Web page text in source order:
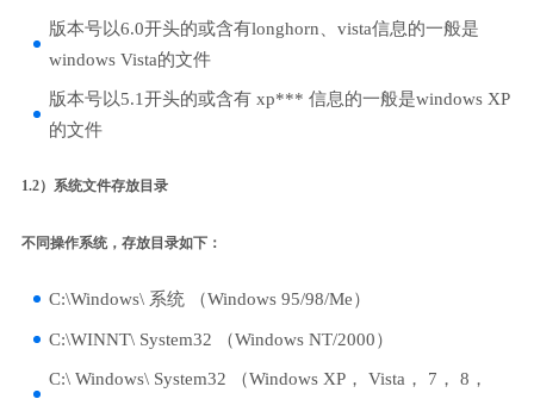
版本号以6.0开头的或含有longhorn、vista信息的一般是
windows Vista的文件
版本号以5.1开头的或含有 xp*** 信息的一般是windows XP
的文件
1.2）系统文件存放目录
不同操作系统，存放目录如下：
C:\Windows\ 系统 （Windows 95/98/Me）
C:\WINNT\ System32 （Windows NT/2000）
C:\ Windows\ System32 （Windows XP， Vista， 7， 8，